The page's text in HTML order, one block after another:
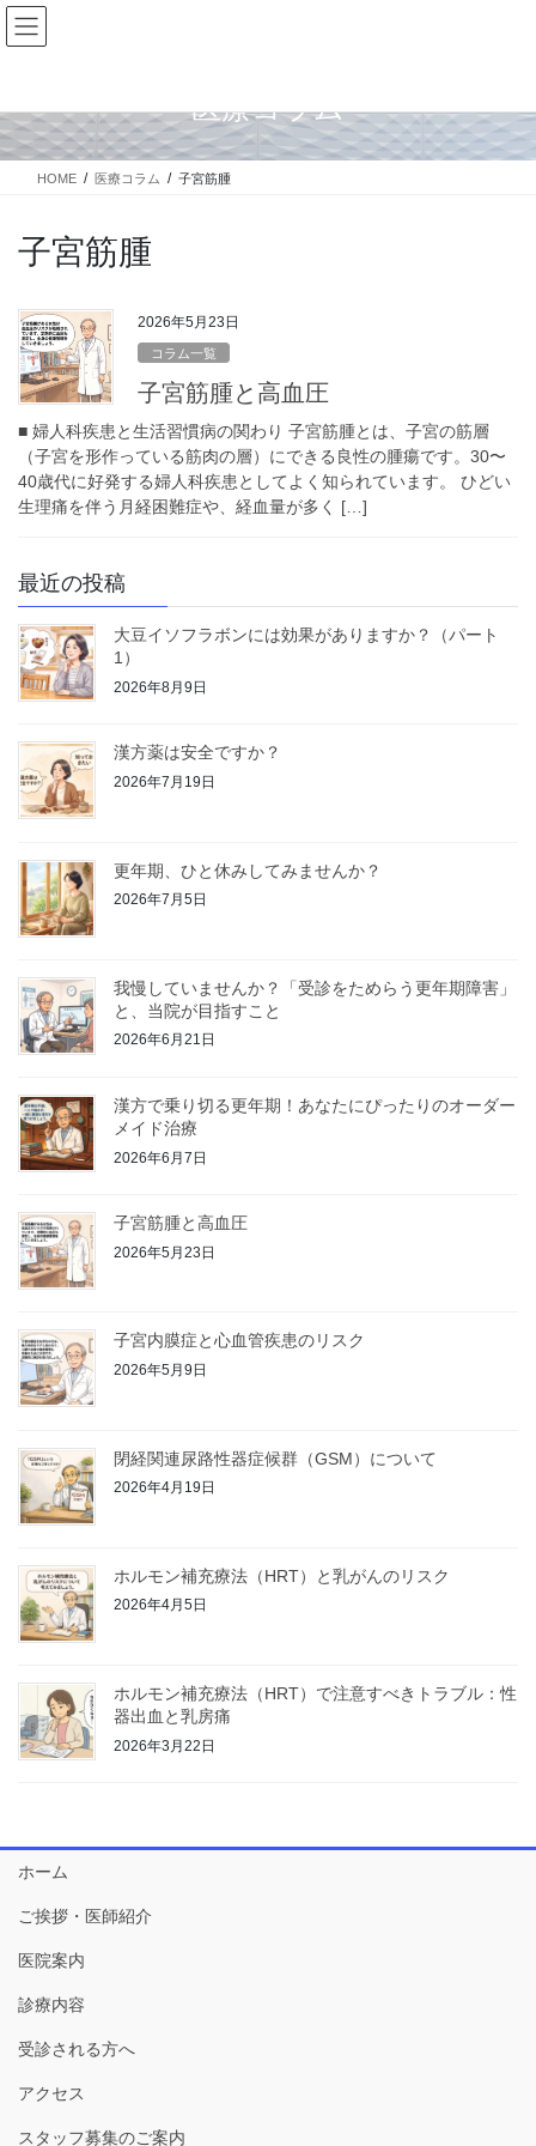
コ
ン
ツ
に
移
ナ
ビ
シ
ョ
ン
医療コラム
HOME 医療コラム 子宮筋腫
子宮筋腫
2026年5月23日
コラム一覧
子宮筋腫と高血圧
■ 婦人科疾患と生活習慣病の関わり 子宮筋腫とは、子宮の筋層
（子宮を形作っている筋肉の層）にできる良性の腫瘍です。30〜
40歳代に好発する婦人科疾患としてよく知られています。 ひどい
生理痛を伴う月経困難症や、経血量が多く […]
最近の投稿
大豆イソフラボンには効果がありますか？（パート
1）
2026年8月9日
漢方薬は安全ですか？
2026年7月19日
更年期、ひと休みしてみませんか？
2026年7月5日
我慢していませんか？「受診をためらう更年期障害」
と、当院が目指すこと
2026年6月21日
漢方で乗り切る更年期！あなたにぴったりのオーダー
メイド治療
2026年6月7日
子宮筋腫と高血圧
2026年5月23日
子宮内膜症と心血管疾患のリスク
2026年5月9日
閉経関連尿路性器症候群（GSM）について
2026年4月19日
ホルモン補充療法（HRT）と乳がんのリスク
2026年4月5日
ホルモン補充療法（HRT）で注意すべきトラブル：性
器出血と乳房痛
2026年3月22日
ホーム
ご挨拶・医師紹介
医院案内
診療内容
受診される方へ
アクセス
スタッフ募集のご案内